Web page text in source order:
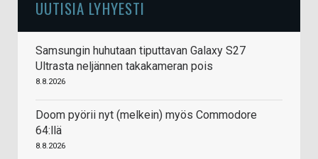
UUTISIA LYHYESTI
Samsungin huhutaan tiputtavan Galaxy S27
Ultrasta neljännen takakameran pois
8.8.2026
Doom pyörii nyt (melkein) myös Commodore
64:llä
8.8.2026